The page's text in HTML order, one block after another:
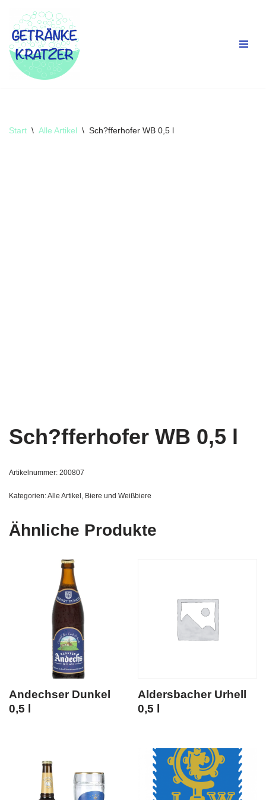
Zum
Inhalt
springen
Start \ Alle Artikel \ Sch?fferhofer WB 0,5 l
Sch?fferhofer WB 0,5 l
Artikelnummer: 200807
Kategorien:Alle Artikel , Biere und Weißbiere
Ähnliche Produkte
Andechser Dunkel
0,5 l
Aldersbacher Urhell
0,5 l